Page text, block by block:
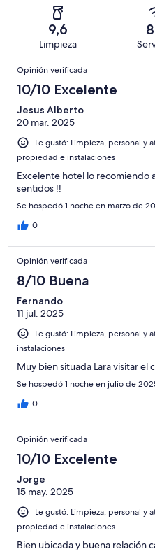
opiniones
opiniones
708
9,6
Limpieza
Opiniones
Opinión verificada
10/10 Excelente
Jesus Alberto
20 mar. 2025
Le gustó: Limpieza, personal y
propiedad e instalaciones
Excelente hotel lo recomiendo
sentidos !!
Se hospedó 1 noche en marzo de
0
Opinión verificada
8/10 Buena
Fernando
11 jul. 2025
Le gustó: Limpieza, personal
instalaciones
Muy bien situada Lara visitar el
Se hospedó 1 noche en julio de
0
Opinión verificada
10/10 Excelente
Jorge
15 may. 2025
Le gustó: Limpieza, personal y
propiedad e instalaciones
Bien ubicada y buena relación